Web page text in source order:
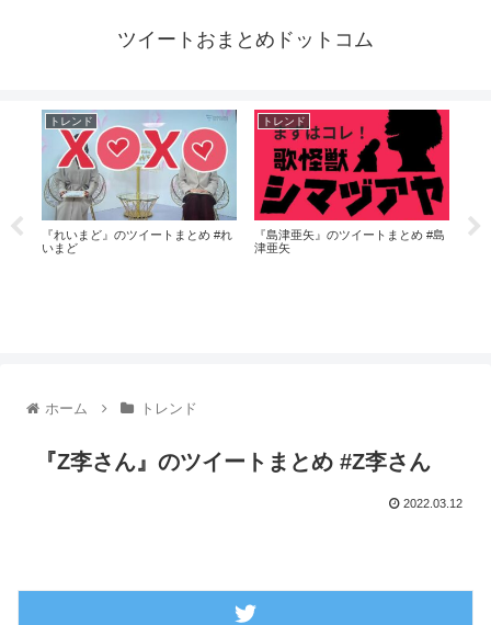
ツイートおまとめドットコム
ラ
トレンド
『れいまど』のツイートまとめ #れ
いまど
トレンド
『島津亜矢』のツイートまとめ #島
津亜矢
『
ホーム トレンド
『Z李さん』のツイートまとめ #Z李さん
2022.03.12